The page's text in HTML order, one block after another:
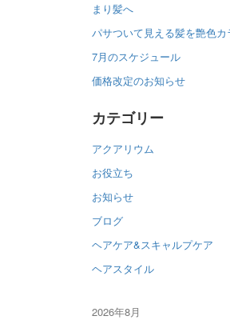
まり髪へ
パサついて見える髪を艶色カ
7月のスケジュール
価格改定のお知らせ
カテゴリー
アクアリウム
お役立ち
お知らせ
ブログ
ヘアケア&スキャルプケア
ヘアスタイル
2026年8月